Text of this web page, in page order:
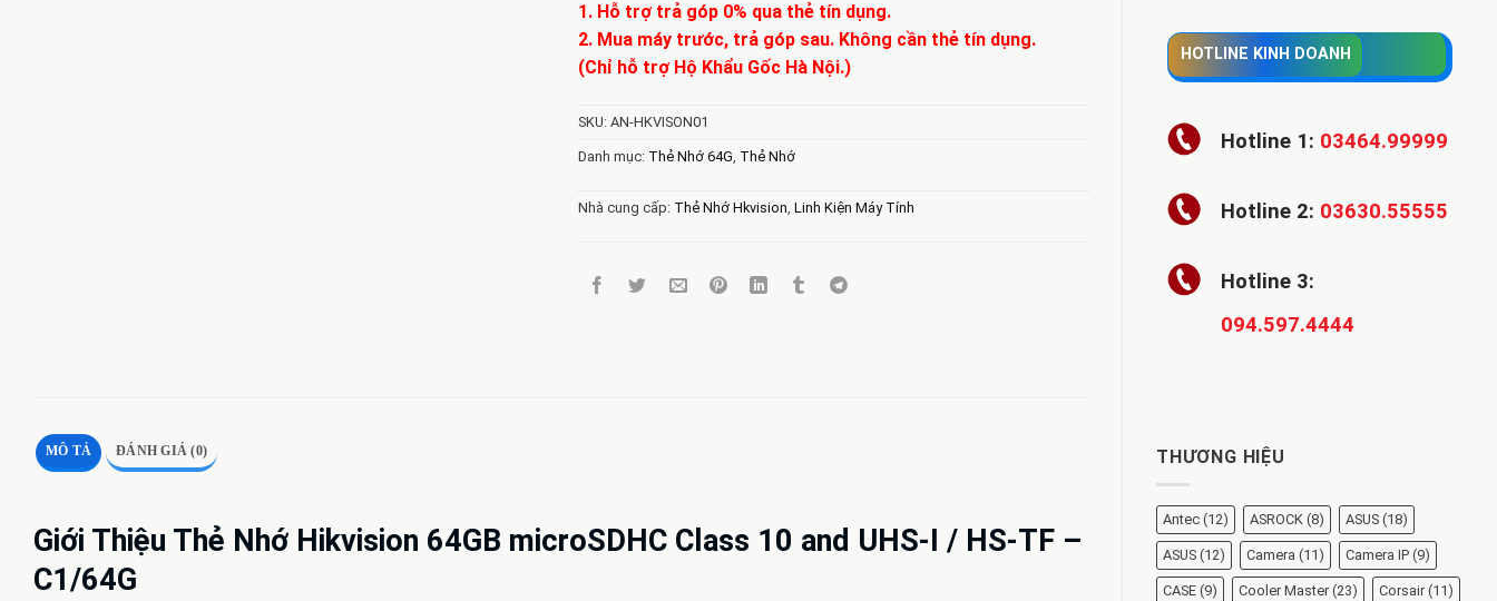
HOTLINE KINH DOANH
Hotline 1: 03464.99999
Hotline 2: 03630.55555
Hotline 3:
094.597.4444
THƯƠNG HIỆU
Antec (12) ASROCK (8) ASUS (18)
ASUS (12) Camera (11) Camera IP (9)
CASE (9) Cooler Master (23) Corsair (11)
1. Hỗ trợ trả góp 0% qua thẻ tín dụng.
2. Mua máy trước, trả góp sau. Không cần thẻ tín dụng.
(Chỉ hỗ trợ Hộ Khẩu Gốc Hà Nội.)
SKU: AN-HKVISON01
Danh mục: Thẻ Nhớ 64G, Thẻ Nhớ
Nhà cung cấp: Thẻ Nhớ Hkvision, Linh Kiện Máy Tính
MÔ TẢ ĐÁNH GIÁ (0)
Giới Thiệu Thẻ Nhớ Hikvision 64GB microSDHC Class 10 and UHS-I / HS-TF –
C1/64G